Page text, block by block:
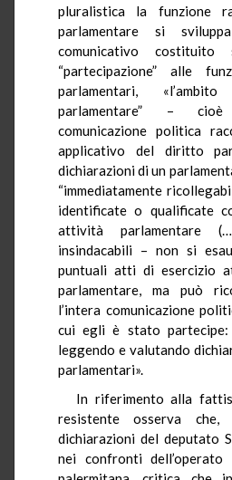
pluralistica la funzione
parlamentare si
comunicativo costituito
“partecipazione” alle
parlamentari,
parlamentare” –
comunicazione politica
applicativo del diritto
dichiarazioni di un
“immediatamente
identificate o qualificate
attività parlamentare
insindacabili – non si
puntuali atti di esercizio
parlamentare, ma può
l’intera comunicazione
cui egli è stato partecipe:
leggendo e valutando
parlamentari».
In riferimento alla
resistente osserva che,
dichiarazioni del deputato
nei confronti dell’operato